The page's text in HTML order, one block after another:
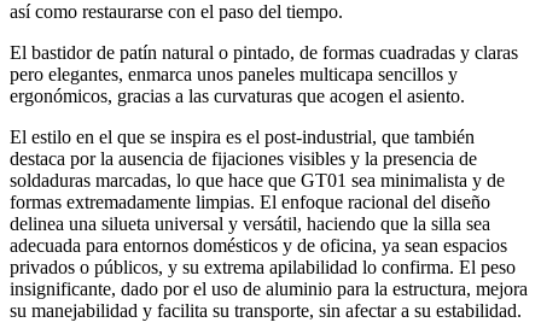
así como restaurarse con el paso del tiempo.
El bastidor de patín natural o pintado, de formas cuadradas y claras
pero elegantes, enmarca unos paneles multicapa sencillos y
ergonómicos, gracias a las curvaturas que acogen el asiento.
El estilo en el que se inspira es el post-industrial, que también
destaca por la ausencia de fijaciones visibles y la presencia de
soldaduras marcadas, lo que hace que GT01 sea minimalista y de
formas extremadamente limpias. El enfoque racional del diseño
delinea una silueta universal y versátil, haciendo que la silla sea
adecuada para entornos domésticos y de oficina, ya sean espacios
privados o públicos, y su extrema apilabilidad lo confirma. El peso
insignificante, dado por el uso de aluminio para la estructura, mejora
su manejabilidad y facilita su transporte, sin afectar a su estabilidad.